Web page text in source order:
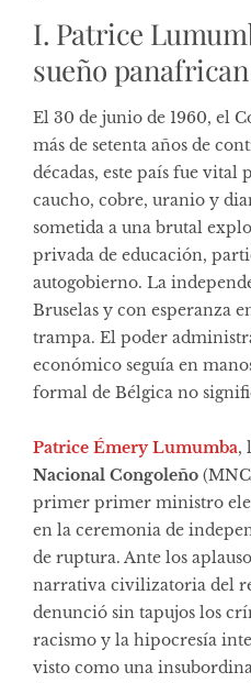
I. Patrice
sueño
El 30 de junio de 1960, el
más de setenta años de
décadas, este país fue
caucho, cobre, uranio y
sometida a una brutal
privada de educación,
autogobierno. La
Bruselas y con esperanza
trampa. El poder
económico seguía en
formal de Bélgica no
Patrice Émery Lumumba,
Nacional Congoleño
primer primer ministro
en la ceremonia de
de ruptura. Ante los
narrativa civilizatoria del
denunció sin tapujos los
racismo y la hipocresía
visto como una